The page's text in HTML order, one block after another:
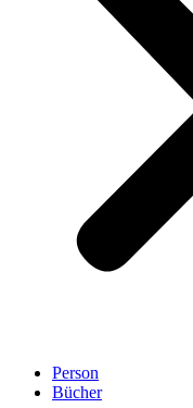
Person
Bücher